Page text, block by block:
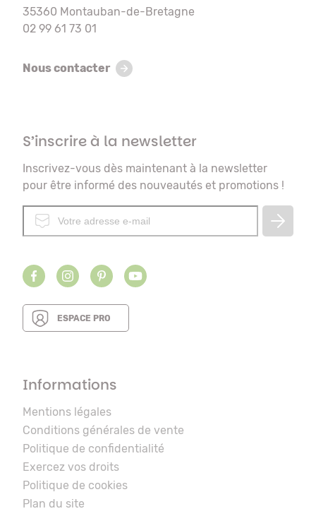
35360 Montauban-de-Bretagne
02 99 61 73 01
Nous contacter
S’inscrire à la newsletter
Inscrivez-vous dès maintenant à la newsletter
pour être informé des nouveautés et promotions !
ESPACE PRO
Informations
Mentions légales
Conditions générales de vente
Politique de confidentialité
Exercez vos droits
Politique de cookies
Plan du site